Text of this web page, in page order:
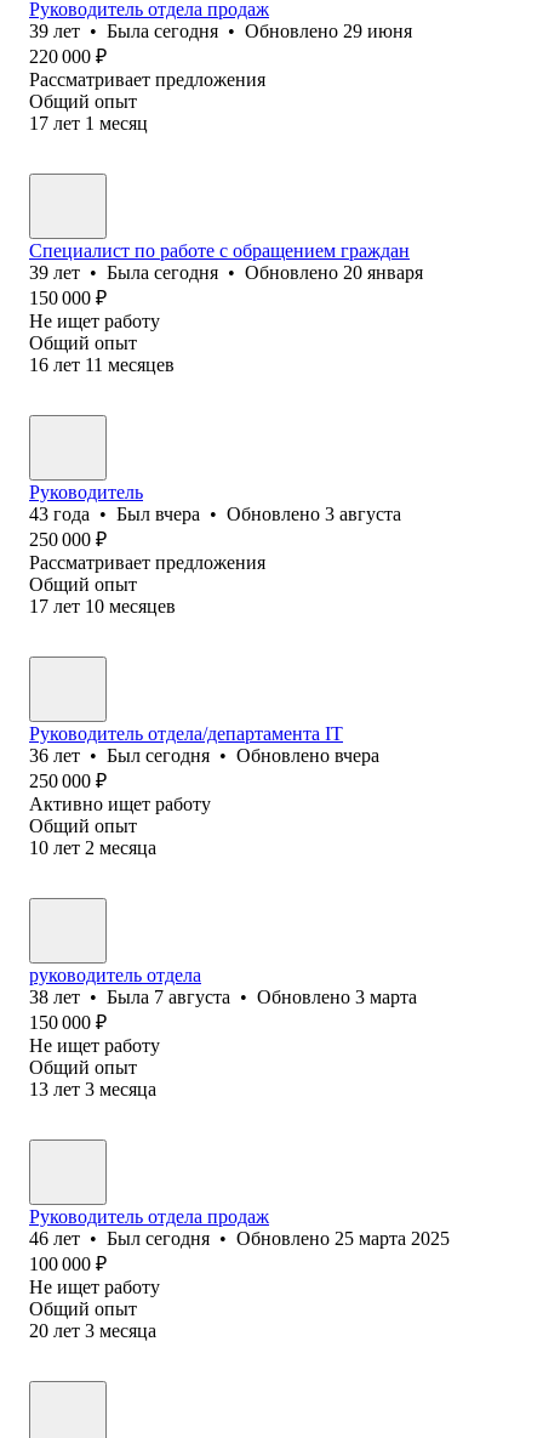
Руководитель отдела продаж
39 лет • Была сегодня • Обновлено 29 июня
220 000 ₽
Рассматривает предложения
Общий опыт
17 лет 1 месяц
Специалист по работе с обращением граждан
39 лет • Была сегодня • Обновлено 20 января
150 000 ₽
Не ищет работу
Общий опыт
16 лет 11 месяцев
Руководитель
43 года • Был вчера • Обновлено 3 августа
250 000 ₽
Рассматривает предложения
Общий опыт
17 лет 10 месяцев
Руководитель отдела/департамента IT
36 лет • Был сегодня • Обновлено вчера
250 000 ₽
Активно ищет работу
Общий опыт
10 лет 2 месяца
руководитель отдела
38 лет • Была 7 августа • Обновлено 3 марта
150 000 ₽
Не ищет работу
Общий опыт
13 лет 3 месяца
Руководитель отдела продаж
46 лет • Был сегодня • Обновлено 25 марта 2025
100 000 ₽
Не ищет работу
Общий опыт
20 лет 3 месяца